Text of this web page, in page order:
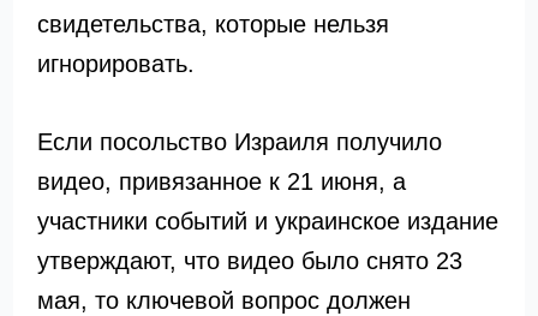
свидетельства, которые нельзя
игнорировать.
Если посольство Израиля получило
видео, привязанное к 21 июня, а
участники событий и украинское издание
утверждают, что видео было снято 23
мая, то ключевой вопрос должен